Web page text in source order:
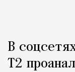
В
Т2